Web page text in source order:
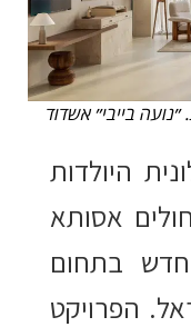
בייבי״ אשדוד
היולדות
אסותא
בתחום
הפרויקט